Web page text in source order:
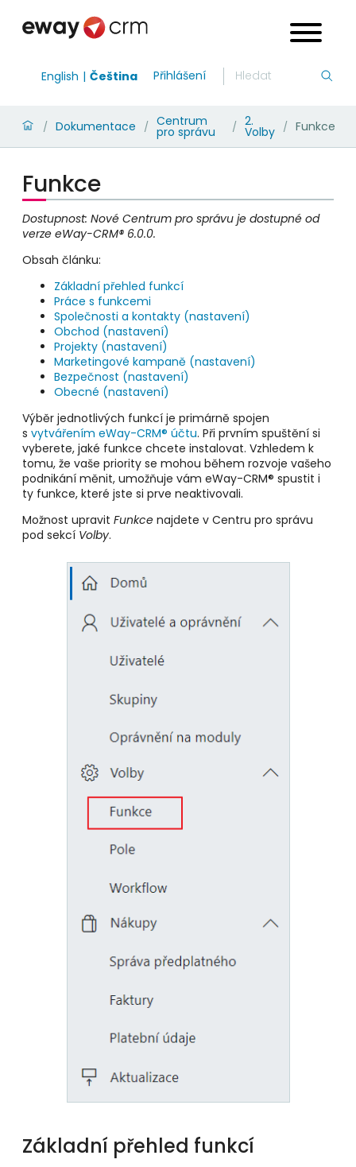
English Čeština Přihlášení
/ Dokumentace / Centrum
pro správu / 2.
Volby / Funkce
Funkce
Dostupnost: Nové Centrum pro správu je dostupné od
verze eWay-CRM® 6.0.0.
Obsah článku:
Základní přehled funkcí
Práce s funkcemi
Společnosti a kontakty (nastavení)
Obchod (nastavení)
Projekty (nastavení)
Marketingové kampaně (nastavení)
Bezpečnost (nastavení)
Obecné (nastavení)
Výběr jednotlivých funkcí je primárně spojen
s vytvářením eWay-CRM® účtu. Při prvním spuštění si
vyberete, jaké funkce chcete instalovat. Vzhledem k
tomu, že vaše priority se mohou během rozvoje vašeho
podnikání měnit, umožňuje vám eWay-CRM® spustit i
ty funkce, které jste si prve neaktivovali.
Možnost upravit Funkce najdete v Centru pro správu
pod sekcí Volby.
Základní přehled funkcí